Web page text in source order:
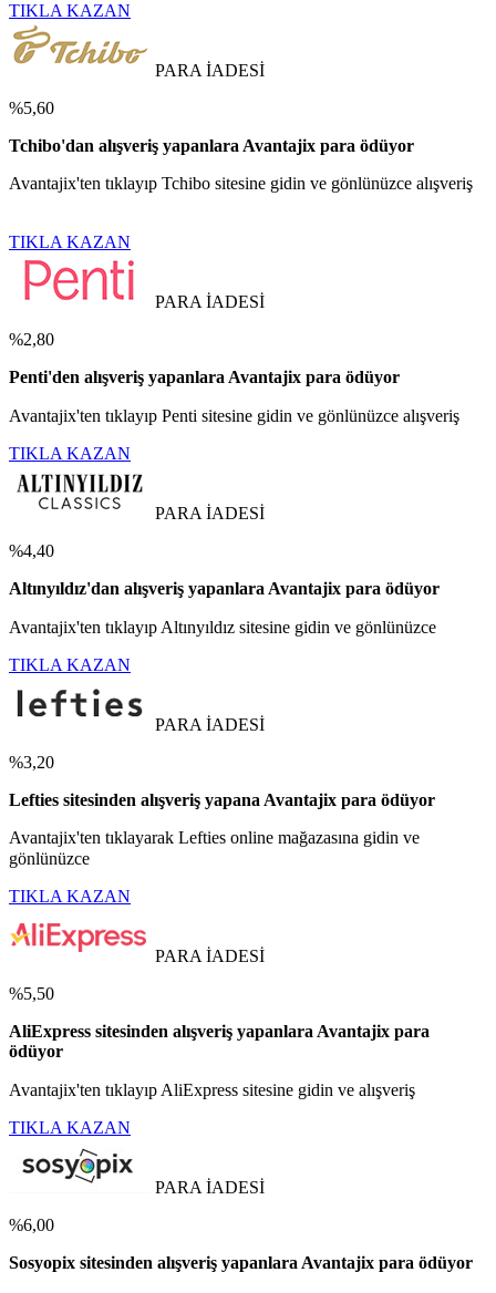
TIKLA KAZAN
PARA İADESİ
%5,60
Tchibo'dan alışveriş yapanlara Avantajix para ödüyor
Avantajix'ten tıklayıp Tchibo sitesine gidin ve gönlünüzce alışveriş
TIKLA KAZAN
PARA İADESİ
%2,80
Penti'den alışveriş yapanlara Avantajix para ödüyor
Avantajix'ten tıklayıp Penti sitesine gidin ve gönlünüzce alışveriş
TIKLA KAZAN
PARA İADESİ
%4,40
Altınyıldız'dan alışveriş yapanlara Avantajix para ödüyor
Avantajix'ten tıklayıp Altınyıldız sitesine gidin ve gönlünüzce
TIKLA KAZAN
PARA İADESİ
%3,20
Lefties sitesinden alışveriş yapana Avantajix para ödüyor
Avantajix'ten tıklayarak Lefties online mağazasına gidin ve
gönlünüzce
TIKLA KAZAN
PARA İADESİ
%5,50
AliExpress sitesinden alışveriş yapanlara Avantajix para
ödüyor
Avantajix'ten tıklayıp AliExpress sitesine gidin ve alışveriş
TIKLA KAZAN
PARA İADESİ
%6,00
Sosyopix sitesinden alışveriş yapanlara Avantajix para ödüyor